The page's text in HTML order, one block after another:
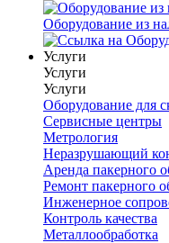
Оборудование из
Услуги
Услуги
Услуги
Оборудование для
Сервисные центры
Метрология
Неразрушающий
Аренда пакерного
Ремонт пакерного
Инженерное
Контроль качества
Металлообработка